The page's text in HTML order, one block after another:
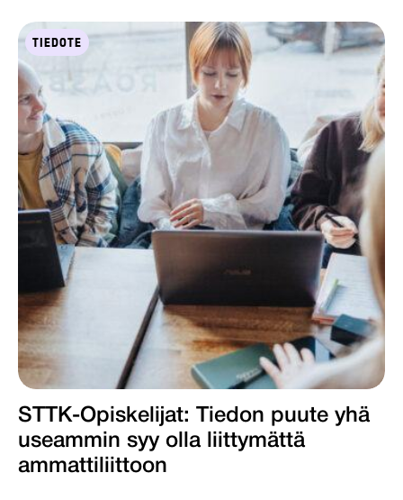
TIEDOTE
STTK-Opiskelijat: Tiedon puute yhä
useammin syy olla liittymättä
ammattiliittoon